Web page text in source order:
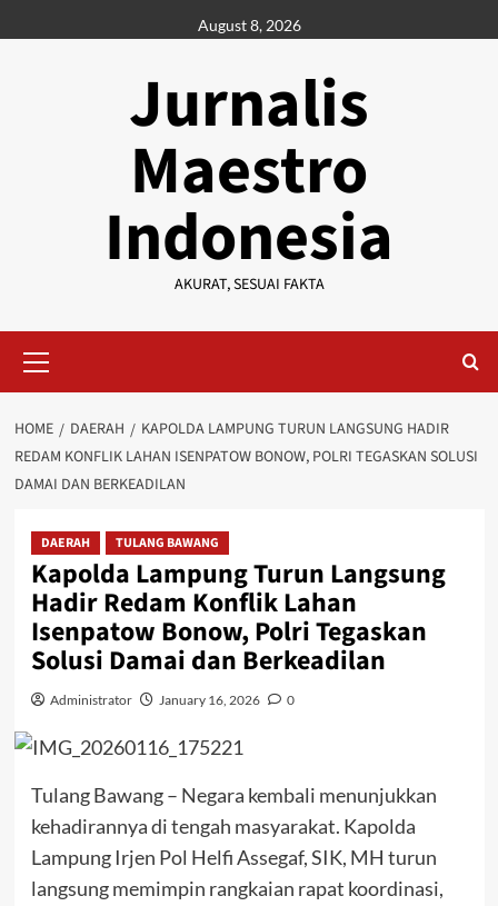
to
August 8, 2026
Jurnalis
Maestro
Indonesia
AKURAT, SESUAI FAKTA
Menu
HOME DAERAH
KAPOLDA LAMPUNG TURUN LANGSUNG HADIR
REDAM KONFLIK LAHAN ISENPATOW BONOW, POLRI TEGASKAN SOLUSI
DAMAI DAN BERKEADILAN
DAERAH TULANG BAWANG
Kapolda Lampung Turun Langsung
Hadir Redam Konflik Lahan
Isenpatow Bonow, Polri Tegaskan
Solusi Damai dan Berkeadilan
Administrator January 16, 2026 0
Tulang Bawang – Negara kembali menunjukkan
kehadirannya di tengah masyarakat. Kapolda
Lampung Irjen Pol Helfi Assegaf, SIK, MH turun
langsung memimpin rangkaian rapat koordinasi,